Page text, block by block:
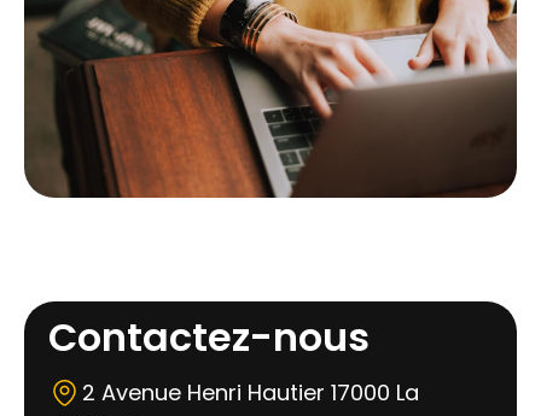
Contactez-nous
2 Avenue Henri Hautier 17000 La